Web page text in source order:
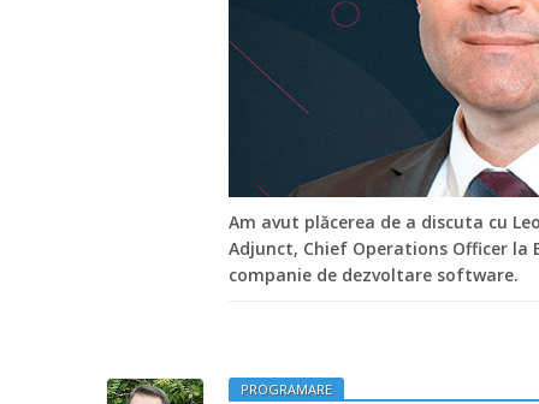
Am avut plăcerea de a discuta cu
Adjunct, Chief Operations Officer la
companie de dezvoltare software.
PROGRAMARE